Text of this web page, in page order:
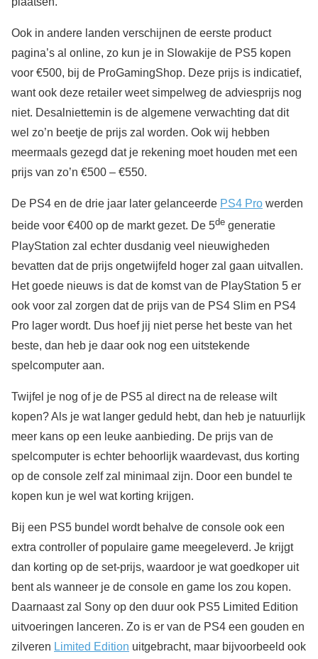
Ook in andere landen verschijnen de eerste product
pagina’s al online, zo kun je in Slowakije de PS5 kopen
voor €500, bij de ProGamingShop. Deze prijs is indicatief,
want ook deze retailer weet simpelweg de adviesprijs nog
niet. Desalniettemin is de algemene verwachting dat dit
wel zo’n beetje de prijs zal worden. Ook wij hebben
meermaals gezegd dat je rekening moet houden met een
prijs van zo’n €500 – €550.
De PS4 en de drie jaar later gelanceerde PS4 Pro werden
beide voor €400 op de markt gezet. De 5de generatie
PlayStation zal echter dusdanig veel nieuwigheden
bevatten dat de prijs ongetwijfeld hoger zal gaan uitvallen.
Het goede nieuws is dat de komst van de PlayStation 5 er
ook voor zal zorgen dat de prijs van de PS4 Slim en PS4
Pro lager wordt. Dus hoef jij niet perse het beste van het
beste, dan heb je daar ook nog een uitstekende
spelcomputer aan.
Twijfel je nog of je de PS5 al direct na de release wilt
kopen? Als je wat langer geduld hebt, dan heb je natuurlijk
meer kans op een leuke aanbieding. De prijs van de
spelcomputer is echter behoorlijk waardevast, dus korting
op de console zelf zal minimaal zijn. Door een bundel te
kopen kun je wel wat korting krijgen.
Bij een PS5 bundel wordt behalve de console ook een
extra controller of populaire game meegeleverd. Je krijgt
dan korting op de set-prijs, waardoor je wat goedkoper uit
bent als wanneer je de console en game los zou kopen.
Daarnaast zal Sony op den duur ook PS5 Limited Edition
uitvoeringen lanceren. Zo is er van de PS4 een gouden en
zilveren Limited Edition uitgebracht, maar bijvoorbeeld ook